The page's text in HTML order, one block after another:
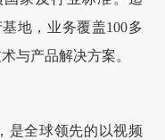
地，业务覆盖100多
与产品解决方案。
是全球领先的以视频